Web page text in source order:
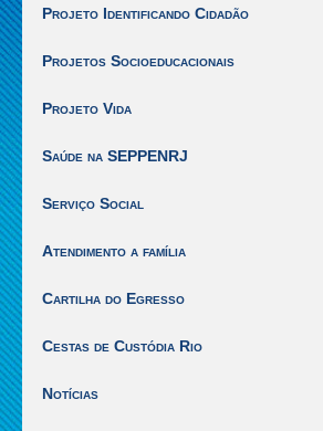
[Alt
Projeto Identificando Cidadão
Projetos Socioeducacionais
Projeto Vida
Saúde na SEPPENRJ
Serviço Social
Atendimento a família
Cartilha do Egresso
Cestas de Custódia Rio
Notícias